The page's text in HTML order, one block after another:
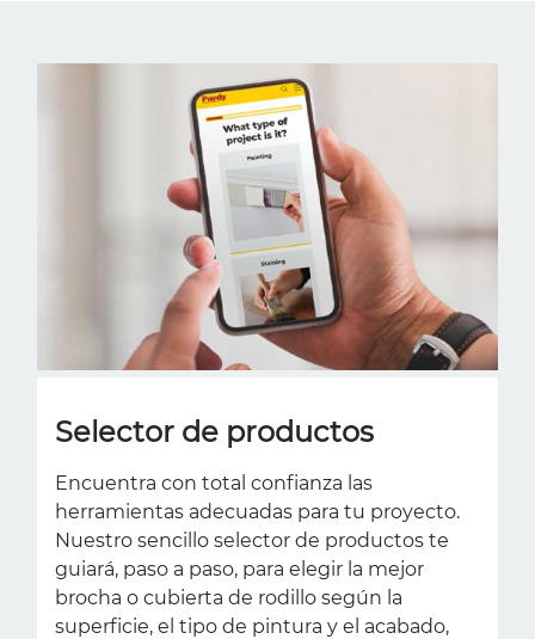
Selector de productos
Encuentra con total confianza las
herramientas adecuadas para tu proyecto.
Nuestro sencillo selector de productos te
guiará, paso a paso, para elegir la mejor
brocha o cubierta de rodillo según la
superficie, el tipo de pintura y el acabado,